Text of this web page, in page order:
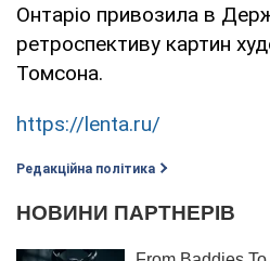
Онтаріо привозила в
ретроспективу картин
Томсона.
https://lenta.ru/
Редакційна політика